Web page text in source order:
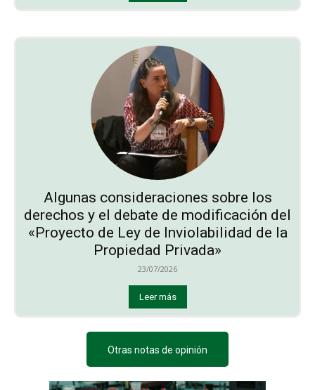
Algunas consideraciones sobre los
derechos y el debate de modificación del
«Proyecto de Ley de Inviolabilidad de la
Propiedad Privada»
23/07/2026
Leer más
Otras notas de opinión